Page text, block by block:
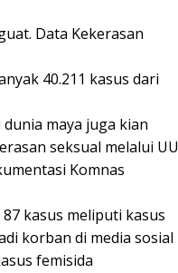
Data Kekerasan
40.211 kasus dari
maya juga kian
seksual melalui UU
Komnas
kasus meliputi kasus
korban di media sosial
femisida